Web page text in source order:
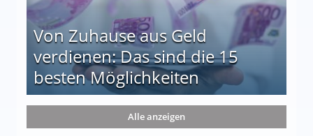
Von Zuhause aus Geld
verdienen: Das sind die 15
besten Möglichkeiten
die 15 besten Möglichkeiten
Alle anzeigen